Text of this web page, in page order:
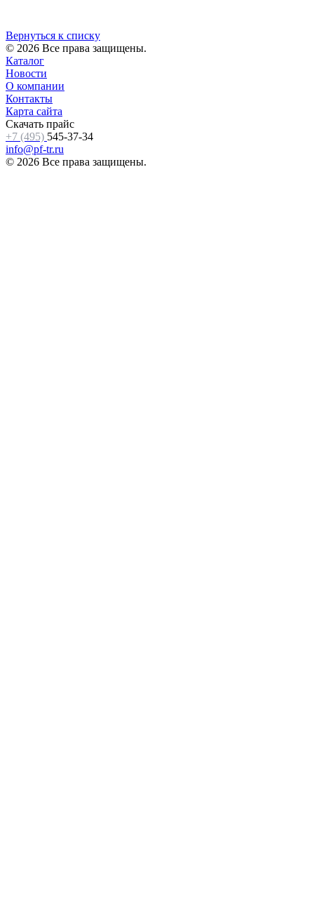
Вернуться к списку
© 2026 Все права защищены.
Каталог
Новости
О компании
Контакты
Карта сайта
Скачать прайс
+7 (495) 545-37-34
info@pf-tr.ru
© 2026 Все права защищены.